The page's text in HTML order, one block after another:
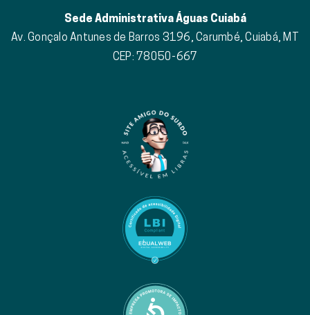
Sede Administrativa Águas Cuiabá
Av. Gonçalo Antunes de Barros 3196, Carumbé, Cuiabá, MT
CEP: 78050-667